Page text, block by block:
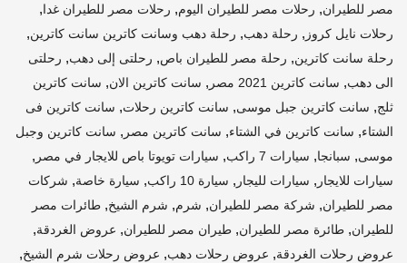
مصر للطيران, رحلات مصر للطيران اليوم, رحلات مصر للطيران غدا,
رحلات نايل كروز , رحلة دهب, رحلة دهب وسانت كاترين سانت كاترين,
رحلة سانت كاترين, رحلة مصر للطيران باص, رحلتى إلى دهب, رحلتى
الى دهب, سانت كاترين 2021 مصر , سانت كاترين الان, سانت كاترين
ثلج, سانت كاترين جبل موسى, سانت كاترين رحلات, سانت كاترين فى
الشتاء, سانت كاترين في الشتاء, سانت كاترين مصر , سانت كاترين وجبل
موسى, سبانجا, سيارات 7 راكب , سيارات تويوتا باص للايجار في مصر ,
سيارات للايجار , سيارات لليجار , سيارة 10 راكب , سيارة خاصة, شركات
مصر للطيران, شركة مصر للطيران, شرم, شرم الشيخ, طائرات مصر
للطيران, طائرة مصر للطيران, طيران مصر للطيران, عروض الغردقة,
عروض رحلات الغردقة, عروض رحلات دهب, عروض رحلات شرم الشيخ,